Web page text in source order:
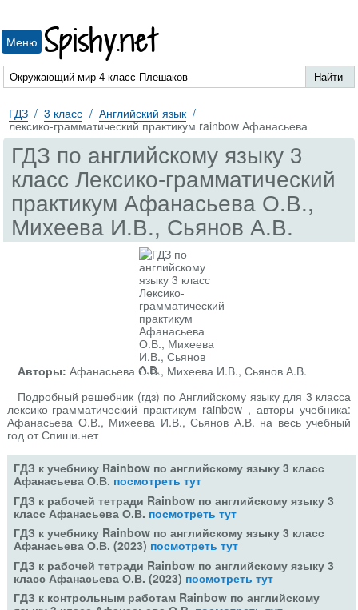
Меню Spishy.net
ГДЗ 3 класс
Английский язык
лексико-грамматический практикум rainbow Афанасьева
ГДЗ по английскому языку 3
класс Лексико-грамматический
практикум Афанасьева О.В.,
Михеева И.В., Сьянов А.В.
Авторы: Афанасьева О.В., Михеева И.В., Сьянов А.В.
Подробный решебник (гдз) по Английскому языку для 3 класса
лексико-грамматический практикум rainbow , авторы учебника:
Афанасьева О.В., Михеева И.В., Сьянов А.В. на весь учебный
год от Спиши.нет
ГДЗ к учебнику Rainbow по английскому языку 3 класс
Афанасьева О.В. посмотреть тут
ГДЗ к рабочей тетради Rainbow по английскому языку 3
класс Афанасьева О.В. посмотреть тут
ГДЗ к учебнику Rainbow по английскому языку 3 класс
Афанасьева О.В. (2023) посмотреть тут
ГДЗ к рабочей тетради Rainbow по английскому языку 3
класс Афанасьева О.В. (2023) посмотреть тут
ГДЗ к контрольным работам Rainbow по английскому